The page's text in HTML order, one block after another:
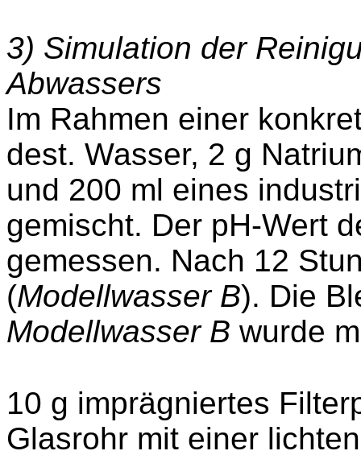
3) Simulation der
Abwassers
Im Rahmen einer
dest. Wasser, 2 g
und 200 ml eines
gemischt. Der pH-Wert
gemessen. Nach 12
(Modellwasser B). Die
Modellwasser B wurde
10 g imprägniertes
Glasrohr mit einer